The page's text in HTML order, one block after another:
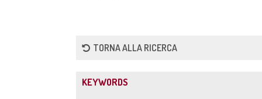
TORNA ALLA RICERCA
KEYWORDS